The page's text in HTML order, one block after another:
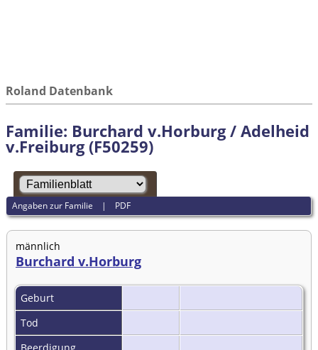
Roland Datenbank
Familie: Burchard v.Horburg / Adelheid
v.Freiburg (F50259)
Angaben zur Familie | PDF
männlich
Burchard v.Horburg
Geburt
Tod
Beerdigung